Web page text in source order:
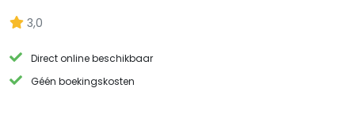
3,0
Direct online beschikbaar
Géén boekingskosten